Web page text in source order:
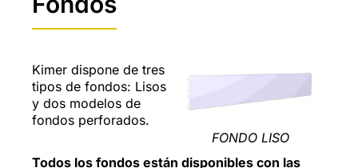
Kimer dispone de tres
tipos de fondos: Lisos
y dos modelos de
fondos perforados.
FONDO LISO
Todos los fondos están disponibles con las